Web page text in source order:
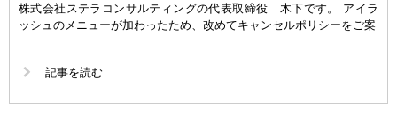
株式会社ステラコンサルティングの代表取締役 木下です。 アイラ
ッシュのメニューが加わったため、改めてキャンセルポリシーをご案
記事を読む